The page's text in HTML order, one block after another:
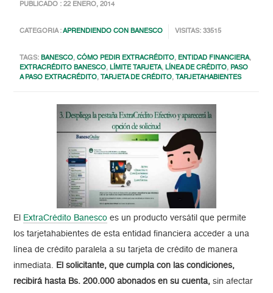
PUBLICADO : 22 ENERO, 2014
CATEGORIA :APRENDIENDO CON BANESCO VISITAS: 33515
TAGS:BANESCO,CÓMO PEDIR EXTRACRÉDITO, ENTIDAD FINANCIERA,
EXTRACRÉDITO BANESCO,LÍMITE TARJETA,LÍNEA DE CRÉDITO, PASO
A PASO EXTRACRÉDITO, TARJETA DE CRÉDITO, TARJETAHABIENTES
El ExtraCrédito Banesco es un producto versátil que permite
los tarjetahabientes de esta entidad financiera acceder a una
línea de crédito paralela a su tarjeta de crédito de manera
inmediata. El solicitante, que cumpla con las condiciones,
recibirá hasta Bs. 200.000 abonados en su cuenta, sin afectar